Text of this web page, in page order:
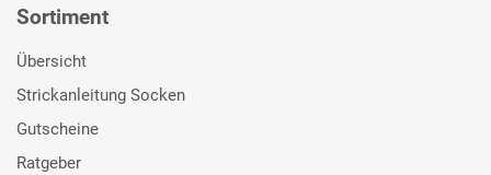
Sortiment
Übersicht
Strickanleitung Socken
Gutscheine
Ratgeber